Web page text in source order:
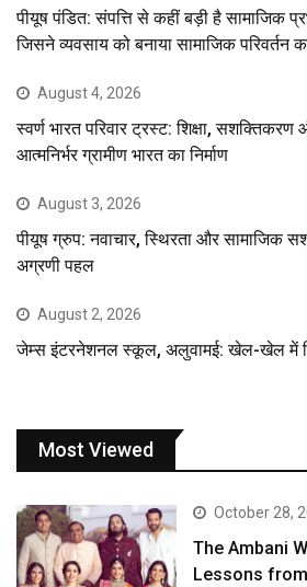
पीयूष पंडित: संपत्ति से कहीं बड़ी है सामाजिक
जिसने व्यवसाय को बनाया सामाजिक परिवर्तन
August 4, 2026
स्वर्ण भारत परिवार ट्रस्ट: शिक्षा, सशक्तिकरण
आत्मनिर्भर ग्रामीण भारत का निर्माण
August 3, 2026
पीयूष ग्रुप: नवाचार, स्थिरता और सामाजिक
अग्रणी पहल
August 2, 2026
जेम्स इंटरनेशनल स्कूल, अलुवामई: खेल-खेल में
Most Viewed
October 28,
The Ambani
Lessons